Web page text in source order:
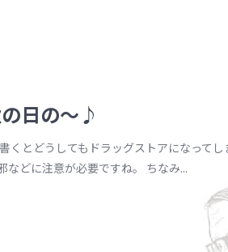
日の〜♪
くとどうしてもドラッグストアになって
どに注意が必要ですね。 ちなみ...